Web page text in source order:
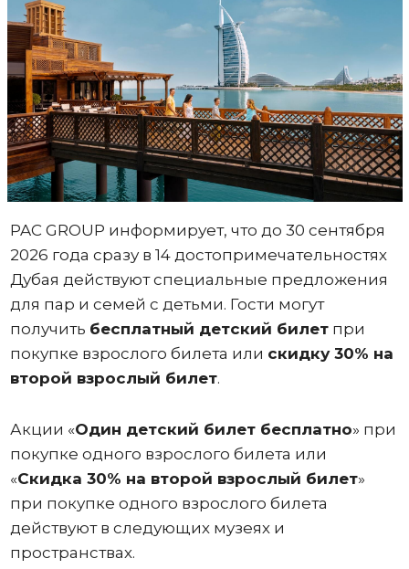
PAC GROUP информирует, что до 30 сентября
2026 года сразу в 14 достопримечательностях
Дубая действуют специальные предложения
для пар и семей с детьми. Гости могут
получить бесплатный детский билетпри
покупке взрослого билета или скидку 30% на
второй взрослый билет.
Акции «Один детский билет бесплатно» при
покупке одного взрослого билета или
«Скидка 30% на второй взрослый билет»
при покупке одного взрослого билета
действуют в следующих музеях и
пространствах.